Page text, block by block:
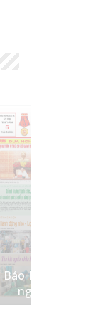
Báo Lai Châu Số
ngày 06/08/